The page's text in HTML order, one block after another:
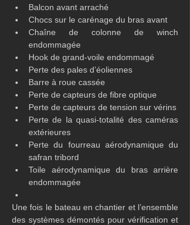
Balcon avant arraché
Chocs sur le carénage du bras avant
Chaîne de colonne de winch
endommagée
Hook de grand-voile endommagé
Perte des pales d’éoliennes
Barre à roue cassée
Perte de capteurs de fibre optique
Perte de capteurs de tension sur vérins
Perte de la quasi-totalité des caméras
extérieures
Perte du fourreau aérodynamique du
safran tribord
Toile aérodynamique du bras arrière
endommagée
Une fois le bateau en chantier et l’ensemble
des systèmes démontés pour vérification et